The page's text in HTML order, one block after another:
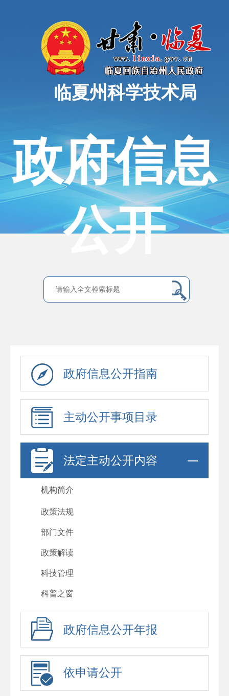
临夏州科学技术局
政府信息
公开
政府信息公开指南
主动公开事项目录
法定主动公开内容
机构简介
政策法规
部门文件
政策解读
科技管理
科普之窗
政府信息公开年报
依申请公开